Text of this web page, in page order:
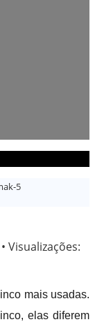
5
• Visualizações:
mais usadas.
elas diferem